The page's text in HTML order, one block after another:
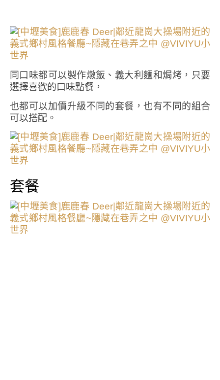
同口味都可以製作燉飯、義大利麵和焗烤，只要
選擇喜歡的口味點餐，
也都可以加價升級不同的套餐，也有不同的組合
可以搭配。
套餐